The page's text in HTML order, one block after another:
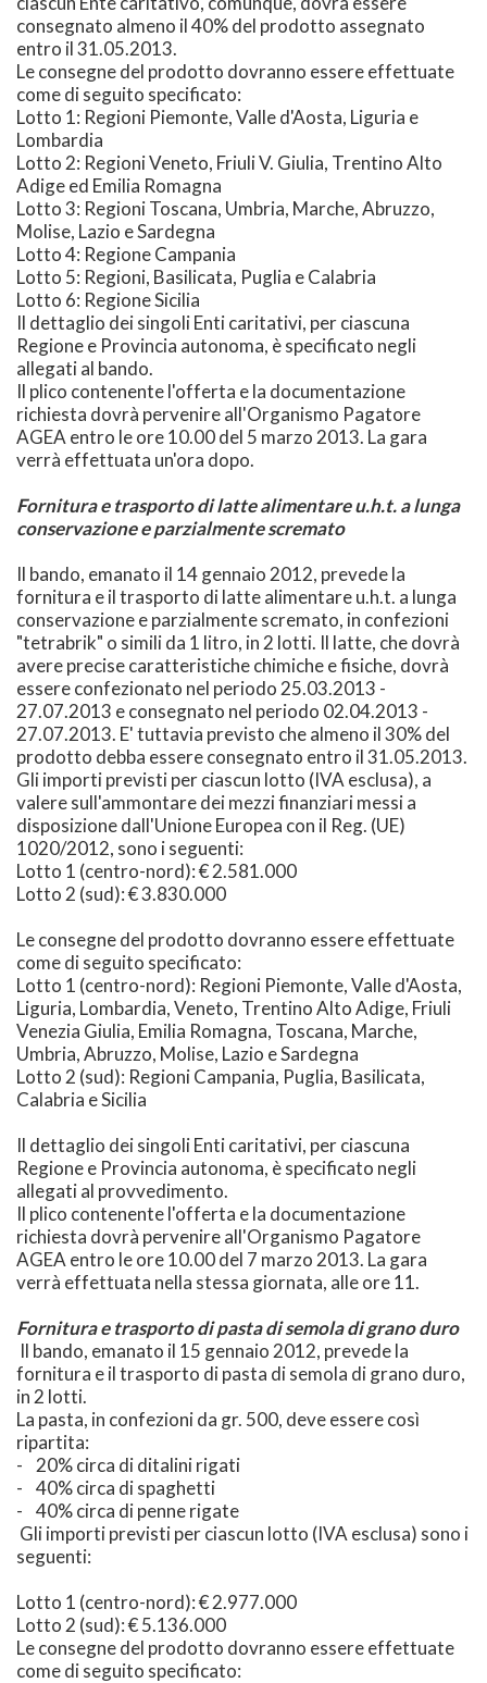
consegnato almeno il 40% del prodotto assegnato
entro il 31.05.2013.
Le consegne del prodotto dovranno essere effettuate
come di seguito specificato:
Lotto 1: Regioni Piemonte, Valle d'Aosta, Liguria e
Lombardia
Lotto 2: Regioni Veneto, Friuli V. Giulia, Trentino Alto
Adige ed Emilia Romagna
Lotto 3: Regioni Toscana, Umbria, Marche, Abruzzo,
Molise, Lazio e Sardegna
Lotto 4: Regione Campania
Lotto 5: Regioni, Basilicata, Puglia e Calabria
Lotto 6: Regione Sicilia
Il dettaglio dei singoli Enti caritativi, per ciascuna
Regione e Provincia autonoma, è specificato negli
allegati al bando.
Il plico contenente l'offerta e la documentazione
richiesta dovrà pervenire all'Organismo Pagatore
AGEA entro le ore 10.00 del 5 marzo 2013. La gara
verrà effettuata un'ora dopo.
Fornitura e trasporto di latte alimentare u.h.t. a lunga
conservazione e parzialmente scremato
Il bando, emanato il 14 gennaio 2012, prevede la
fornitura e il trasporto di latte alimentare u.h.t. a lunga
conservazione e parzialmente scremato, in confezioni
"tetrabrik" o simili da 1 litro, in 2 lotti. Il latte, che dovrà
avere precise caratteristiche chimiche e fisiche, dovrà
essere confezionato nel periodo 25.03.2013 -
27.07.2013 e consegnato nel periodo 02.04.2013 -
27.07.2013. E' tuttavia previsto che almeno il 30% del
prodotto debba essere consegnato entro il 31.05.2013.
Gli importi previsti per ciascun lotto (IVA esclusa), a
valere sull'ammontare dei mezzi finanziari messi a
disposizione dall'Unione Europea con il Reg. (UE)
1020/2012, sono i seguenti:
Lotto 1 (centro-nord): € 2.581.000
Lotto 2 (sud): € 3.830.000
Le consegne del prodotto dovranno essere effettuate
come di seguito specificato:
Lotto 1 (centro-nord): Regioni Piemonte, Valle d'Aosta,
Liguria, Lombardia, Veneto, Trentino Alto Adige, Friuli
Venezia Giulia, Emilia Romagna, Toscana, Marche,
Umbria, Abruzzo, Molise, Lazio e Sardegna
Lotto 2 (sud): Regioni Campania, Puglia, Basilicata,
Calabria e Sicilia
Il dettaglio dei singoli Enti caritativi, per ciascuna
Regione e Provincia autonoma, è specificato negli
allegati al provvedimento.
Il plico contenente l'offerta e la documentazione
richiesta dovrà pervenire all'Organismo Pagatore
AGEA entro le ore 10.00 del 7 marzo 2013. La gara
verrà effettuata nella stessa giornata, alle ore 11.
Fornitura e trasporto di pasta di semola di grano duro
Il bando, emanato il 15 gennaio 2012, prevede la
fornitura e il trasporto di pasta di semola di grano duro,
in 2 lotti.
La pasta, in confezioni da gr. 500, deve essere così
ripartita:
- 20% circa di ditalini rigati
- 40% circa di spaghetti
- 40% circa di penne rigate
Gli importi previsti per ciascun lotto (IVA esclusa) sono i
seguenti:
Lotto 1 (centro-nord): € 2.977.000
Lotto 2 (sud): € 5.136.000
Le consegne del prodotto dovranno essere effettuate
come di seguito specificato: